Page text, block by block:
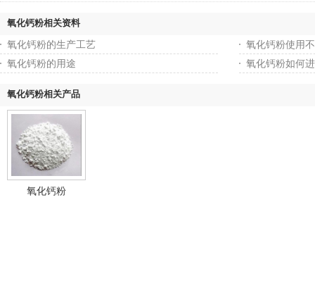
氧化钙粉相关资料
氧化钙粉的生产工艺
氧化钙粉使用
氧化钙粉的用途
氧化钙粉如何
氧化钙粉相关产品
氧化钙粉